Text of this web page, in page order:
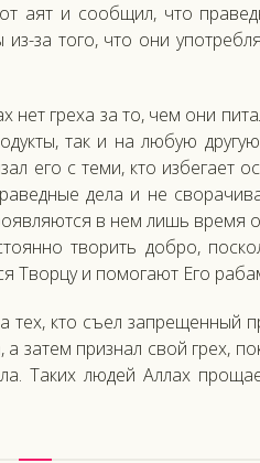
а­ят и со­об­щил, что
за то­го, что они
нет гре­ха за то, чем они
так и на лю­бую
его с те­ми, кто из­бе­га­ет
де­ла и не
в нем лишь
тво­рить доб­ро,
Твор­цу и по­мога­ют Его
тех, кто съ­ел зап­ре­щен­ный
за­тем приз­нал свой грех,
Та­ких лю­дей Ал­лах